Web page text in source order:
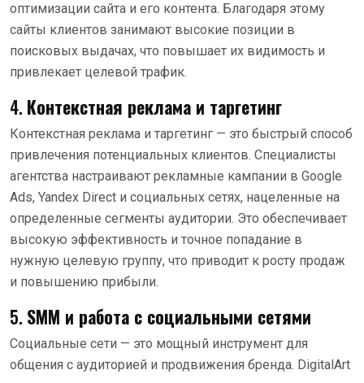
оптимизации сайта и его контента. Благодаря этому
сайты клиентов занимают высокие позиции в
поисковых выдачах, что повышает их видимость и
привлекает целевой трафик.
4. Контекстная реклама и таргетинг
Контекстная реклама и таргетинг — это быстрый способ
привлечения потенциальных клиентов. Специалисты
агентства настраивают рекламные кампании в Google
Ads, Yandex Direct и социальных сетях, нацеленные на
определенные сегменты аудитории. Это обеспечивает
высокую эффективность и точное попадание в
нужную целевую группу, что приводит к росту продаж
и повышению прибыли.
5. SMM и работа с социальными сетями
Социальные сети — это мощный инструмент для
общения с аудиторией и продвижения бренда. DigitalArt